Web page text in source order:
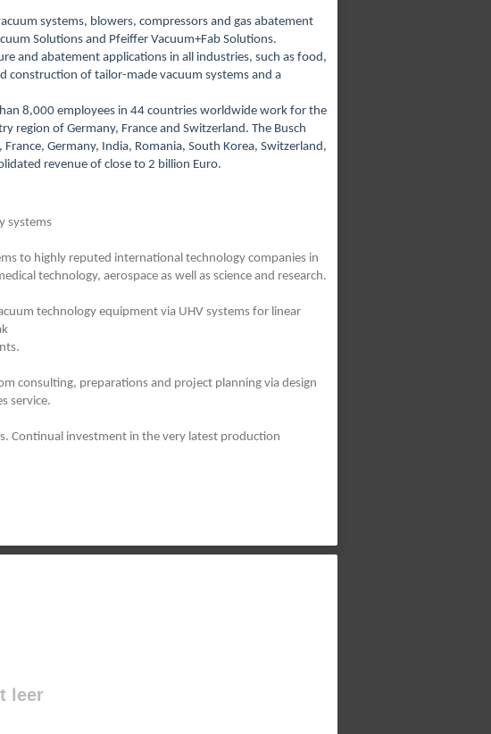
systems, blowers, compressors and gas abatement
Solutions and Pfeiffer Vacuum+Fab Solutions.
and abatement applications in all industries, such as food,
construction of tailor-made vacuum systems and a
8,000 employees in 44 countries worldwide work for the
of Germany, France and Switzerland. The Busch
Germany, India, Romania, South Korea, Switzerland,
revenue of close to 2 billion Euro.
systems
to highly reputed international technology companies in
technology, aerospace as well as science and research.
technology equipment via UHV systems for linear
consulting, preparations and project planning via design
service.
Continual investment in the very latest production
leer